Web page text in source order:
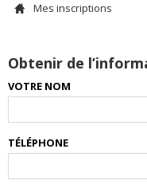
Mes inscriptions
Obtenir de
VOTRE NOM
TÉLÉPHONE